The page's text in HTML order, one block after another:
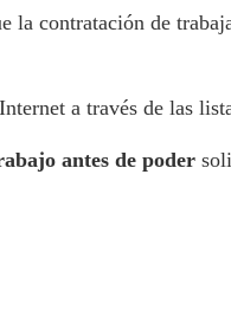
la contratación de
a través de las
antes de poder